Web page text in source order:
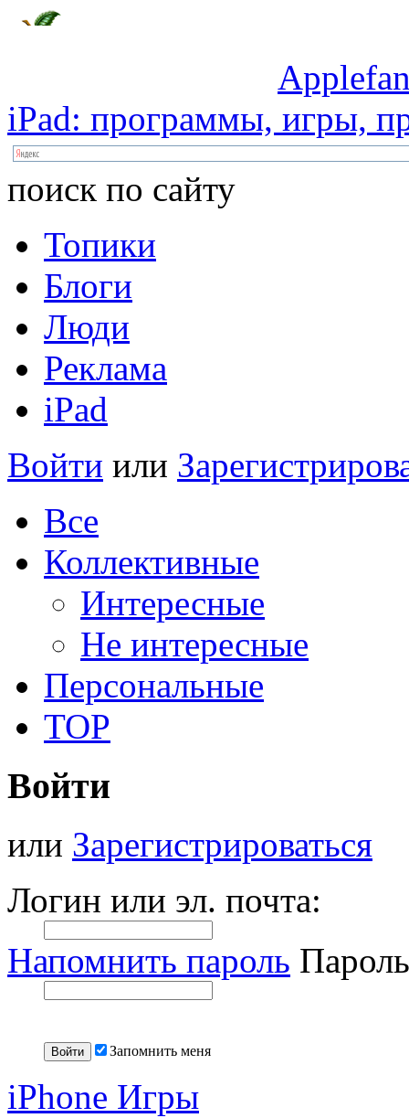
iPad: программы, игры,
поиск по сайту
Топики
Блоги
Люди
Реклама
iPad
Войти или
Все
Коллективные
Интересные
Не интересные
Персональные
TOP
Войти
или Зарегистрироваться
Логин или эл. почта:
Напомнить пароль
Запомнить меня
iPhone Игры